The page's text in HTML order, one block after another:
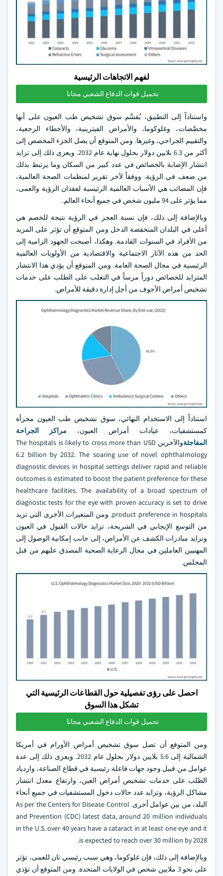
لفهم الاتجاهات الرئيسية
تحميل قوات الدفاع الشعبي مجانا
واستناداً إلى التطبيق، يُقسَّم سوق تشخيص طب العيون على أنها
مخصَّصات، وغلوكوما، والأمراض الفيترينية، والأخطاء الرجعية،
والتقييم الجراحي، وغيرها. ومن المتوقع أن يصل الجزء المخصص إلى
أكثر من 6.3 بلايين دولار بحلول نهاية عام 2032. ويعزى ذلك إلى تزايد
انتشار الإصابة بالخصائص في عدد كبير من السكان وما يرتبط بذلك
من ضعف في الرؤية. ووفقاً لآخر تقرير لمنظمات الصحة العالمية،
فإن المصائب هي الأسباب العالمية الرئيسية لفقدان الرؤية والعمى،
مما يؤثر على 94 مليون شخص في جميع أنحاء العالم.
وبالإضافة إلى ذلك، فإن نسبة العجز في الرؤية نتيجة للخصم هي
أعلى في البلدان المنخفضة الدخل ومن المتوقع أن تؤثر على المزيد
من الأفراد في السنوات القادمة. وهكذا، أصبحت الجهود الرامية إلى
الحد من هذه الآثار الاجتماعية والاقتصادية من الأولويات العالمية
الرئيسية في مجال الصحة العامة. ومن المتوقع أن يؤدي هذا الانتشار
المتزايد للخصائص دوراً مرساً في التغلب على الطلب على خدمات
تشخيص أمراض الأجوف من أجل إدارة دقيقة للأمراض.
استناداً إلى الاستخدام النهائي، سوق تشخيص طب العيون مجزأة
كمستشفيات، عيادات أمراض العيون، مراكز الجراحة
المفاجئة
والآخرين The hospitals is likely to cross more than USD
6.2 billion by 2032. The soaring use of novel ophthalmology
diagnostic devices in hospital settings deliver rapid and reliable
outcomes is estimated to boost the patient preference for these
healthcare facilities. The availability of a broad spectrum of
diagnostic tests for the eye with proven accuracy is set to drive
product preference in hospitals. ومن المتغيرات الأخرى التي تزيد
من التوسع الإيجابي في الشريحة، تزايد حالات القبول في العيون
وتزايد مبادرات الكشف عن الأمراض، إلى جانب إمكانية الوصول إلى
المهنيين العاملين في مجال الرعاية الصحية المصدق عليهم من قبل
المجلس.
احصل على رؤى تفصيلية حول القطاعات الرئيسية التي
تشكل هذا السوق
تحميل قوات الدفاع الشعبي مجانا
ومن المتوقع أن تصل سوق تشخيص أمراض الأورام في أمريكا
الشمالية إلى 5.6 بلايين دولار بحلول عام 2032. ويعزى ذلك إلى عدة
عوامل من قبيل وجود جهات فاعلة رئيسية في قطاع الصناعة، وازدياد
الطلب على خدمات تشخيص أمراض العين، وارتفاع معدل انتشار
مشاكل الرؤية، وتزايد عدد حالات دخول المستشفيات في جميع أنحاء
البلد، من بين عوامل أخرى. As per the Centers for Disease Control
and Prevention (CDC) latest data, around 20 million individuals
in the U.S. over 40 years have a cataract in at least one eye and it
is expected to reach over 30 million by 2028.
وبالإضافة إلى ذلك، فإن غلوكوما، وهي سبب رئيسي ثان للعمى، تؤثر
على نحو 3 ملايين شخص في الولايات المتحدة. ومن المتوقع أن تؤدي